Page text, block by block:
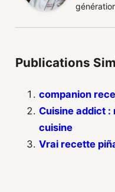
Publications
companion
Cuisine addict :
cuisine
Vrai recette